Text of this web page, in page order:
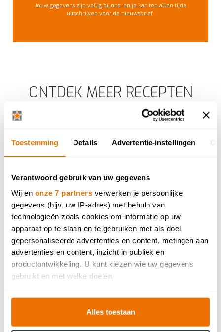
Toestemming Details Advertentie-instellingen
Verantwoord gebruik van uw gegevens
Wij en onze 7 partners verwerken je persoonlijke
gegevens (bijv. uw IP-adres) met behulp van
technologieën zoals cookies om informatie op uw
apparaat op te slaan en te gebruiken met als doel
gepersonaliseerde advertenties en content, metingen aan
advertenties en content, inzicht in publiek en
productontwikkeling. U kunt kiezen wie uw gegevens
gebruikt en met welke doelen.
Als u het toestaat, willen we ook graag:
Informatie verzamelen over uw geografische locatie,
die tot een paar meter nauwkeurig kan zijn
Alles toestaan
Jouw gegevens zijn veilig bij ons, en je kan ten allen tijde
uitschrijven voor de nieuwsbrief.
ONTDEK MEER RECEPTEN
Recepten van SOS Piet: Cordon bleu
Gepost: 18 april 2026 19:00 in Recepten